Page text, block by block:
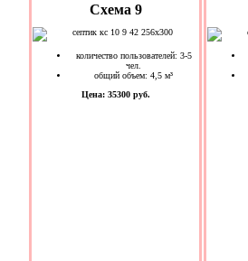
Схема 9
количество пользователей: 3-5
чел.
общий объем: 4,5 м³
Цена: 35300 руб.